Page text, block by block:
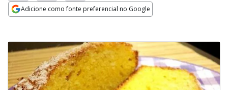
Adicione como fonte preferencial no Google